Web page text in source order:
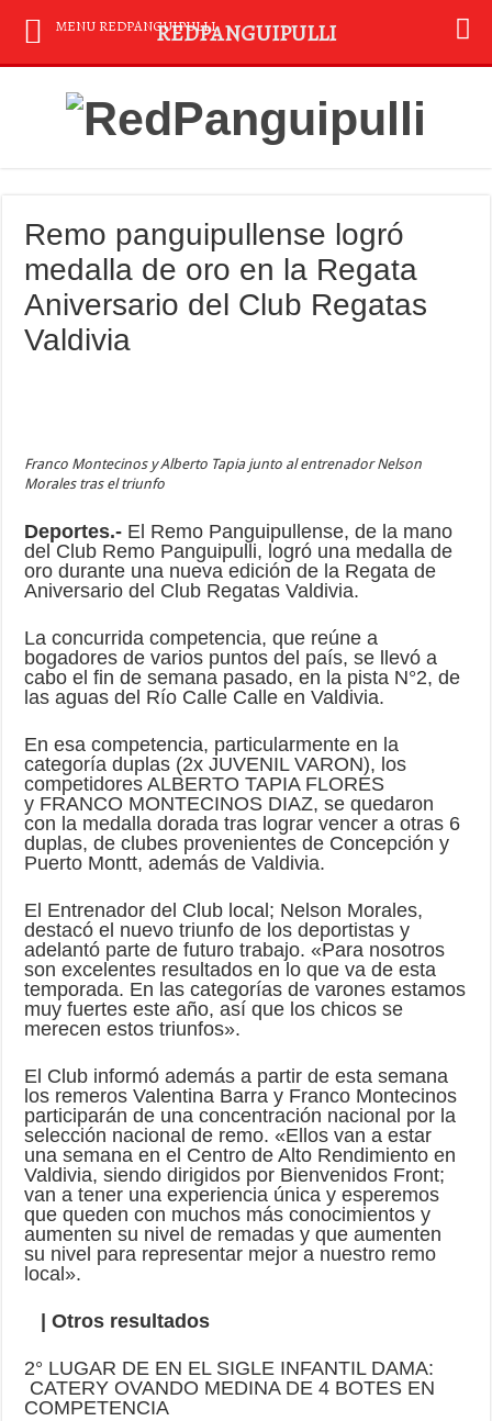
Remo panguipullense logró
medalla de oro en la Regata
Aniversario del Club Regatas
Valdivia
Franco Montecinos y Alberto Tapia junto al entrenador Nelson
Morales tras el triunfo
Deportes.- El Remo Panguipullense, de la mano
del Club Remo Panguipulli, logró una medalla de
oro durante una nueva edición de la Regata de
Aniversario del Club Regatas Valdivia.
La concurrida competencia, que reúne a
bogadores de varios puntos del país, se llevó a
cabo el fin de semana pasado, en la pista N°2, de
las aguas del Río Calle Calle en Valdivia.
En esa competencia, particularmente en la
categoría duplas (2x JUVENIL VARON), los
competidores ALBERTO TAPIA FLORES
y FRANCO MONTECINOS DIAZ, se quedaron
con la medalla dorada tras lograr vencer a otras 6
duplas, de clubes provenientes de Concepción y
Puerto Montt, además de Valdivia.
El Entrenador del Club local; Nelson Morales,
destacó el nuevo triunfo de los deportistas y
adelantó parte de futuro trabajo. «Para nosotros
son excelentes resultados en lo que va de esta
temporada. En las categorías de varones estamos
muy fuertes este año, así que los chicos se
merecen estos triunfos».
El Club informó además a partir de esta semana
los remeros Valentina Barra y Franco Montecinos
participarán de una concentración nacional por la
selección nacional de remo. «Ellos van a estar
una semana en el Centro de Alto Rendimiento en
Valdivia, siendo dirigidos por Bienvenidos Front;
van a tener una experiencia única y esperemos
que queden con muchos más conocimientos y
aumenten su nivel de remadas y que aumenten
su nivel para representar mejor a nuestro remo
local».
| Otros resultados
2° LUGAR DE EN EL SIGLE INFANTIL DAMA:
CATERY OVANDO MEDINA DE 4 BOTES EN
COMPETENCIA
MENU REDPANGUIPULLIREDPANGUIPULLI